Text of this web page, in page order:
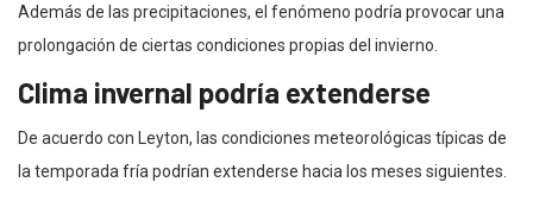
Además de las precipitaciones, el fenómeno podría provocar una
prolongación de ciertas condiciones propias del invierno.
Clima invernal podría extenderse
De acuerdo con Leyton, las condiciones meteorológicas típicas de
la temporada fría podrían extenderse hacia los meses siguientes.